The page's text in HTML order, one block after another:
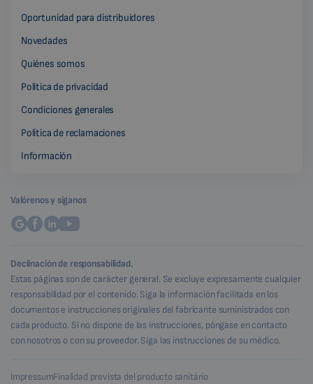
Oportunidad para distribuidores
Novedades
Quiénes somos
Política de privacidad
Condiciones generales
Política de reclamaciones
Información
Valórenos y síganos
Declinación de responsabilidad.
Estas páginas son de carácter general. Se excluye expresamente cualquier
responsabilidad por el contenido. Siga la información facilitada en los
documentos e instrucciones originales del fabricante suministrados con
cada producto. Si no dispone de las instrucciones, póngase en contacto
con nosotros o con su proveedor. Siga las instrucciones de su médico.
ImpressumFinalidad prevista del producto sanitário